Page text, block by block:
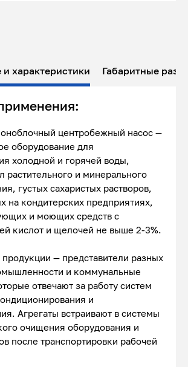
характеристики Габаритные
центробежный насос —
оборудование для
холодной и горячей воды,
растительного и минерального
густых сахаристых растворов,
на кондитерских предприятиях,
и моющих средств с
кислот и щелочей не выше 2-3%.
— представители разных
и коммунальные
отвечают за работу систем
и
Агрегаты встраивают в системы
очищения оборудования и
после транспортировки рабочей